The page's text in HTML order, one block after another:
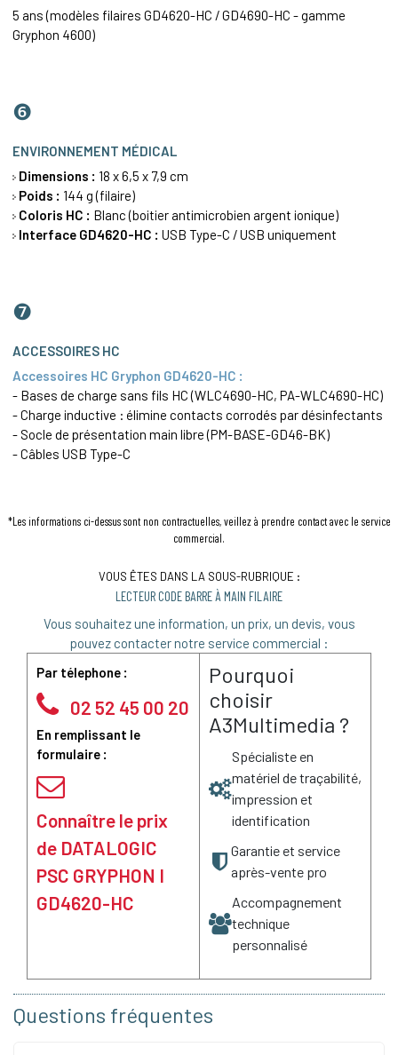
5 ans (modèles filaires GD4620-HC / GD4690-HC - gamme
Gryphon 4600)
❻
ENVIRONNEMENT MÉDICAL
Dimensions : 18 x 6,5 x 7,9 cm
Poids : 144 g (filaire)
Coloris HC : Blanc (boitier antimicrobien argent ionique)
Interface GD4620-HC : USB Type-C / USB uniquement
❼
ACCESSOIRES HC
Accessoires HC Gryphon GD4620-HC :
- Bases de charge sans fils HC (WLC4690-HC, PA-WLC4690-HC)
- Charge inductive : élimine contacts corrodés par désinfectants
- Socle de présentation main libre (PM-BASE-GD46-BK)
- Câbles USB Type-C
*Les informations ci-dessus sont non contractuelles, veillez à prendre contact avec le service
commercial.
VOUS ÊTES DANS LA SOUS-RUBRIQUE :
LECTEUR CODE BARRE À MAIN FILAIRE
Vous souhaitez une information, un prix, un devis, vous
pouvez contacter notre service commercial :
Par télephone :
02 52 45 00 20
En remplissant le
formulaire :
Connaître le prix
de DATALOGIC
PSC GRYPHON I
GD4620-HC
Pourquoi
choisir
A3Multimedia ?
Spécialiste en
matériel de traçabilité,
impression et
identification
Garantie et service
après-vente pro
Accompagnement
technique
personnalisé
Questions fréquentes